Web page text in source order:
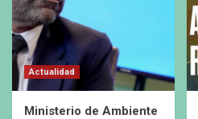
Actualidad
Ministerio de Ambiente